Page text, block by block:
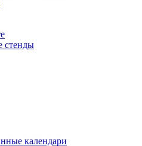
стенды
календари